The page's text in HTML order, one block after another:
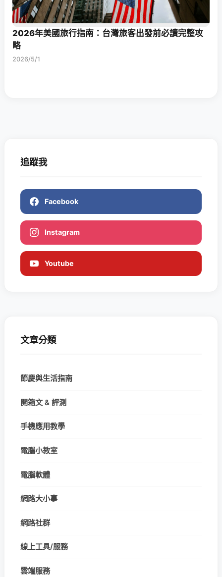
2026年美國旅行指南：台灣旅客出發前必讀完整攻
略
2026/5/1
追蹤我
Facebook
Instagram
Youtube
文章分類
節慶與生活指南
開箱文 & 評測
手機應用教學
電腦小教室
電腦軟體
網路大小事
網路社群
線上工具/服務
雲端服務